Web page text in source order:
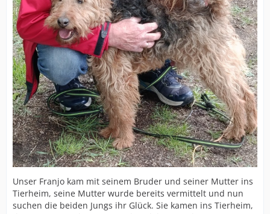
Unser Franjo kam mit seinem Bruder und seiner Mutter ins
Tierheim, seine Mutter wurde bereits vermittelt und nun
suchen die beiden Jungs ihr Glück. Sie kamen ins Tierheim,